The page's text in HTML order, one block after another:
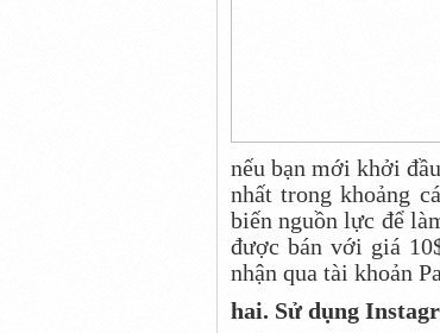
nếu bạn mới khởi
nhất trong khoảng
biến nguồn lực để
được bán với giá
nhận qua tài khoản
hai. Sử dụng